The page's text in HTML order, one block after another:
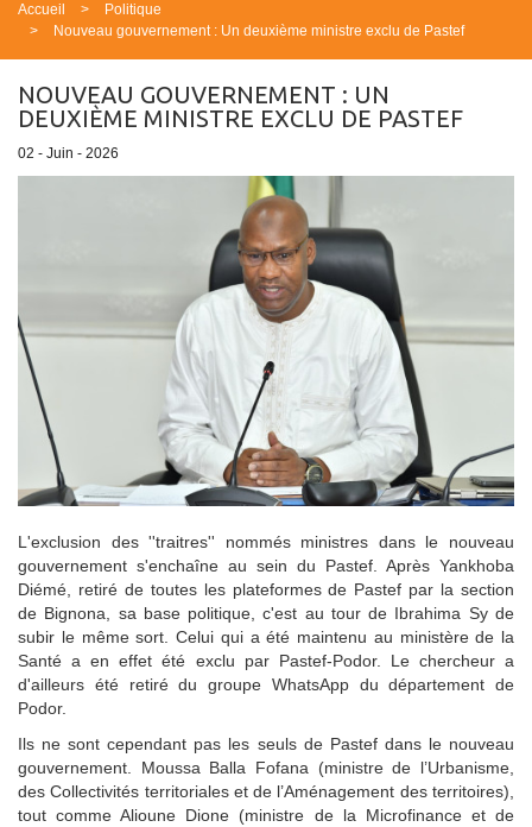
Accueil
Politique
Nouveau gouvernement : Un deuxième ministre exclu de Pastef
NOUVEAU GOUVERNEMENT : UN
DEUXIÈME MINISTRE EXCLU DE PASTEF
02 - Juin - 2026
L'exclusion des ''traitres'' nommés ministres dans le nouveau
gouvernement s'enchaîne au sein du Pastef. Après Yankhoba
Diémé, retiré de toutes les plateformes de Pastef par la section
de Bignona, sa base politique, c'est au tour de Ibrahima Sy de
subir le même sort. Celui qui a été maintenu au ministère de la
Santé a en effet été exclu par Pastef-Podor. Le chercheur a
d'ailleurs été retiré du groupe WhatsApp du département de
Podor.
Ils ne sont cependant pas les seuls de Pastef dans le nouveau
gouvernement. Moussa Balla Fofana (ministre de l’Urbanisme,
des Collectivités territoriales et de l’Aménagement des territoires),
tout comme Alioune Dione (ministre de la Microfinance et de